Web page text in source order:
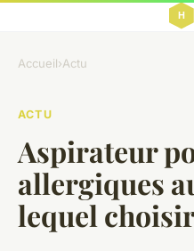
Accueil›Actu
ACTU
Aspirateur
allergiques
lequel